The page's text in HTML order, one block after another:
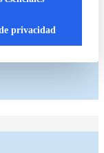
privacidad